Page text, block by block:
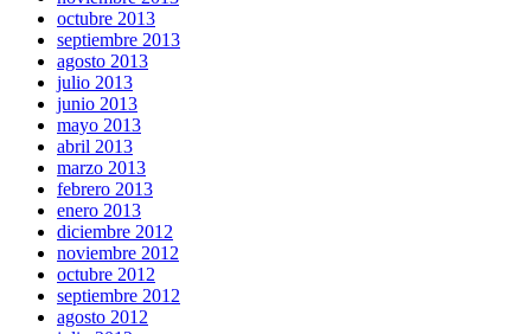
octubre 2013
septiembre 2013
agosto 2013
julio 2013
junio 2013
mayo 2013
abril 2013
marzo 2013
febrero 2013
enero 2013
diciembre 2012
noviembre 2012
octubre 2012
septiembre 2012
agosto 2012